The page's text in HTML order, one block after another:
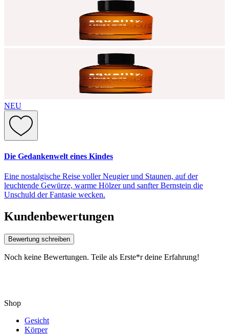
NEU
Die Gedankenwelt eines Kindes
Eine nostalgische Reise voller Neugier und Staunen, auf der
leuchtende Gewürze, warme Hölzer und sanfter Bernstein die
Unschuld der Fantasie wecken.
Kundenbewertungen
Bewertung schreiben
Noch keine Bewertungen. Teile als Erste*r deine Erfahrung!
Shop
Gesicht
Körper